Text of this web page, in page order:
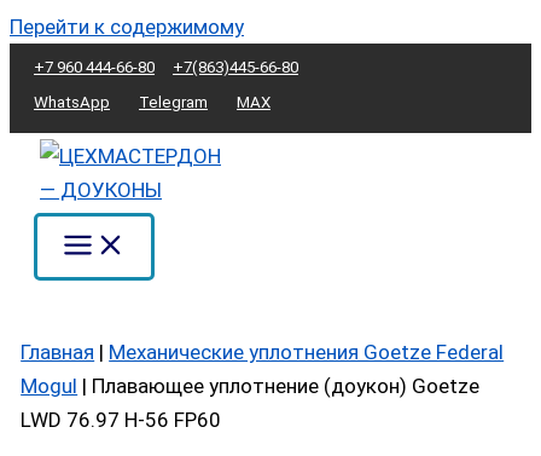
Перейти к содержимому
+7 960 444-66-80
+7(863)445-66-80
WhatsApp
Telegram MAX
Главная | Механические уплотнения Goetze Federal
Mogul | Плавающее уплотнение (доукон) Goetze
LWD 76.97 H-56 FP60